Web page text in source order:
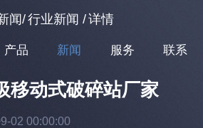
闻/行业新闻 /详情
产品 新闻 服务 联系
移动式破碎站厂家
02 00:00:00